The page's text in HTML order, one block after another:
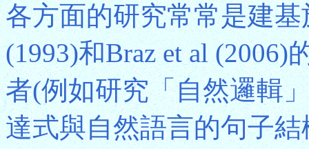
各方面的研究常常是建
(1993)和Braz et al
者(例如研究「自然邏輯
達式與自然語言的句子